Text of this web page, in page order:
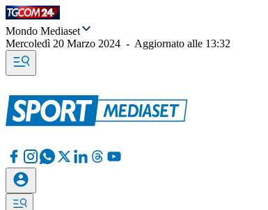
Mondo Mediaset
Mercoledì 20 Marzo 2024 - Aggiornato alle 13:32